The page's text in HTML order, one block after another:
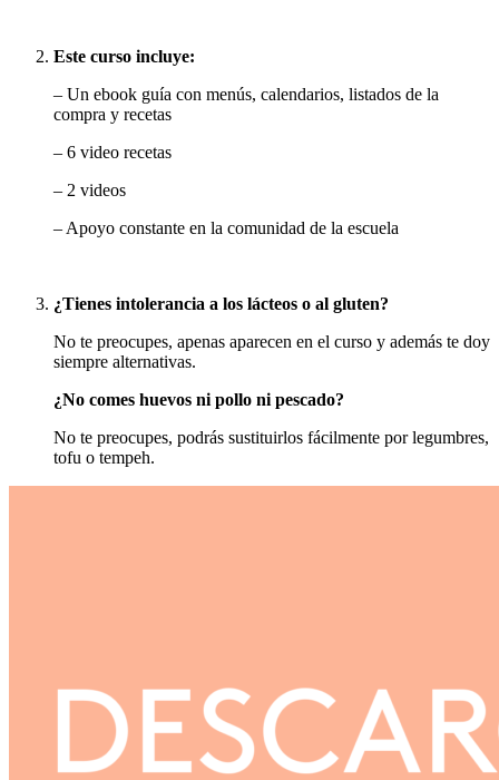
Este curso incluye:
– Un ebook guía con menús, calendarios, listados de la
compra y recetas
– 6 video recetas
– 2 videos
– Apoyo constante en la comunidad de la escuela
¿Tienes intolerancia a los lácteos o al gluten?
No te preocupes, apenas aparecen en el curso y además te doy
siempre alternativas.
¿No comes huevos ni pollo ni pescado?
No te preocupes, podrás sustituirlos fácilmente por legumbres,
tofu o tempeh.